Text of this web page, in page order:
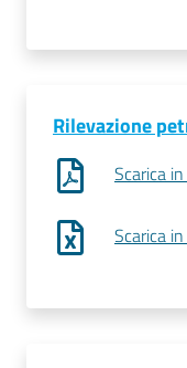
Newsle
Stampa
su
Rilevazione
Scarica
Scarica